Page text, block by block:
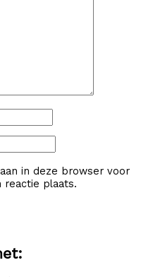
in deze browser voor
reactie plaats.